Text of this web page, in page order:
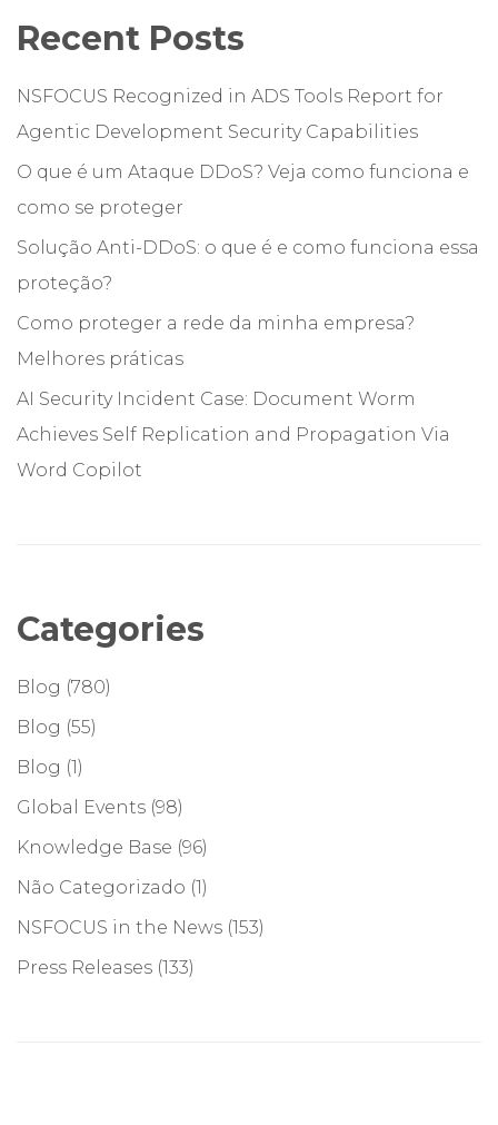
Recent Posts
NSFOCUS Recognized in ADS Tools Report for
Agentic Development Security Capabilities
O que é um Ataque DDoS? Veja como funciona e
como se proteger
Solução Anti-DDoS: o que é e como funciona essa
proteção?
Como proteger a rede da minha empresa?
Melhores práticas
AI Security Incident Case: Document Worm
Achieves Self Replication and Propagation Via
Word Copilot
Categories
Blog (780)
Blog (55)
Blog (1)
Global Events (98)
Knowledge Base (96)
Não Categorizado (1)
NSFOCUS in the News (153)
Press Releases (133)